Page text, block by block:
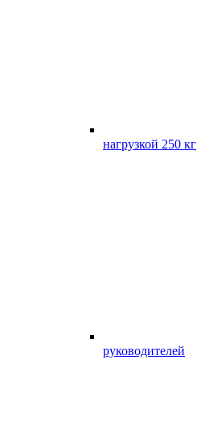
нагрузкой 250 кг
руководителей